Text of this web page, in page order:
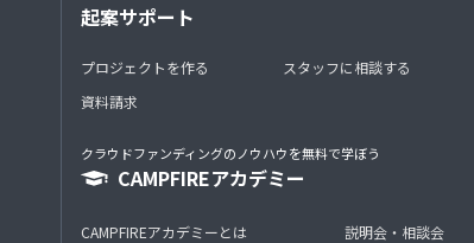
起案サポート
プロジェクトを作る
資料請求
スタッフに相談する
クラウドファンディングのノウハウを無料で学ぼう
CAMPFIREアカデミー
CAMPFIREアカデミーとは
説明会・相談会